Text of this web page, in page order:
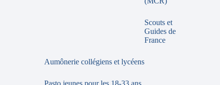
Scouts et
Guides de
France
Aumônerie collégiens et lycéens